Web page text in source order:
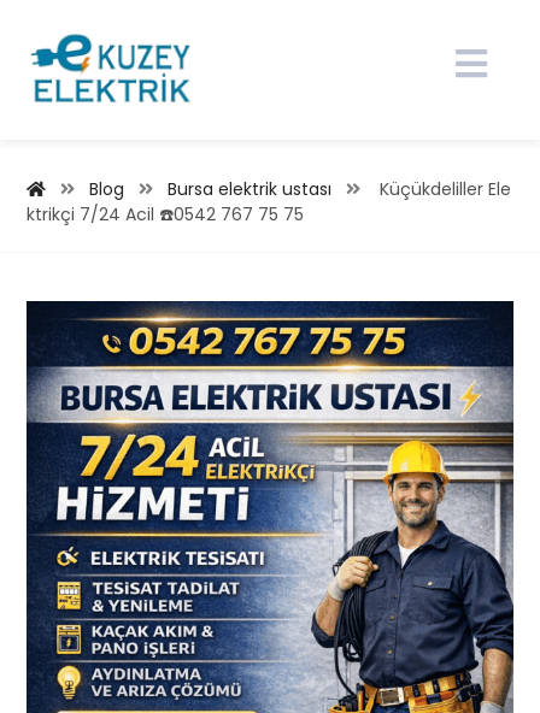
Blog Bursa elektrik ustası
Küçükdeliller Ele
ktrikçi 7/24 Acil ☎️0542 767 75 75